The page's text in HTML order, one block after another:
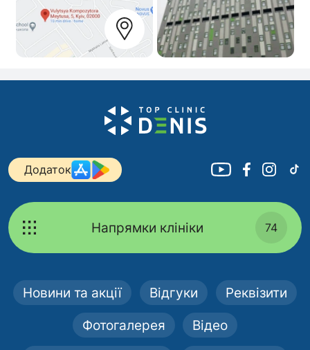
Додаток
Напрямки клініки 74
Новини та акції Відгуки Реквізити
Фотогалерея Відео